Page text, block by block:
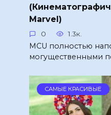
Marvel)
0 1.3к.
MCU полностью
могущественными
САМЫЕ КРАСИВЫЕ